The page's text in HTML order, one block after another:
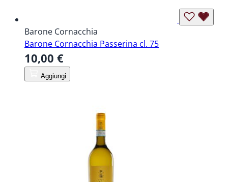
Barone Cornacchia
Barone Cornacchia Passerina cl. 75
10,00 €
Aggiungi